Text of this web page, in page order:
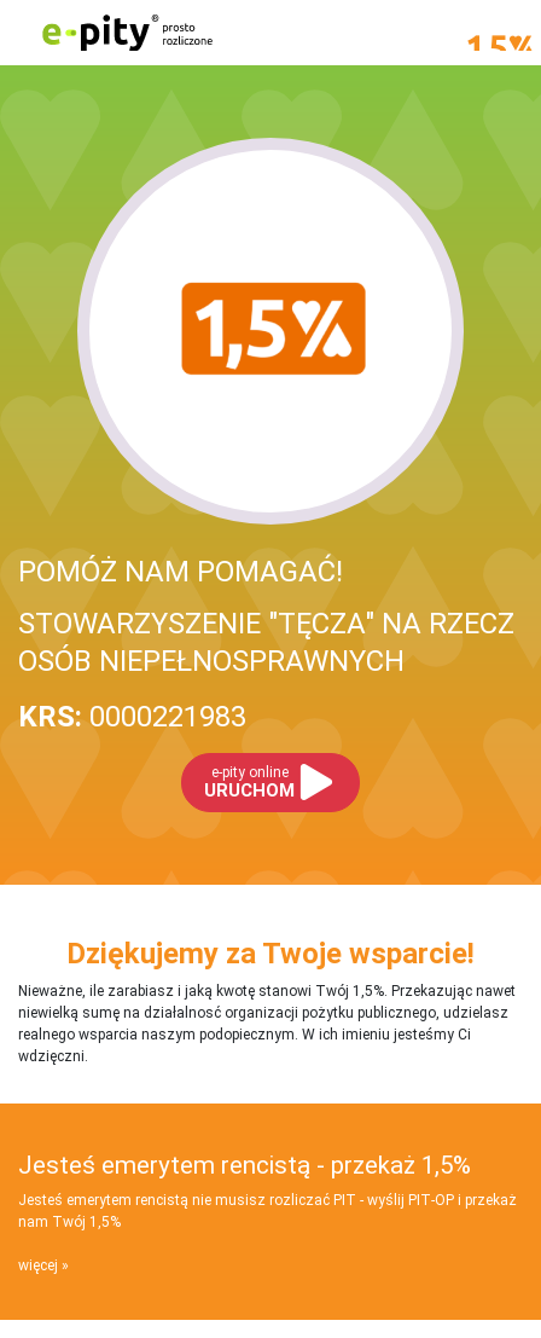
POMÓŻ NAM POMAGAĆ!
STOWARZYSZENIE "TĘCZA" NA RZECZ
OSÓB NIEPEŁNOSPRAWNYCH
KRS: 0000221983
e-pity online
URUCHOM
Dziękujemy za Twoje wsparcie!
Nieważne, ile zarabiasz i jaką kwotę stanowi Twój 1,5%. Przekazując nawet
niewielką sumę na działalnosć organizacji pożytku publicznego, udzielasz
realnego wsparcia naszym podopiecznym. W ich imieniu jesteśmy Ci
wdzięczni.
Jesteś emerytem rencistą - przekaż 1,5%
Jesteś emerytem rencistą nie musisz rozliczać PIT - wyślij PIT‑OP i przekaż
nam Twój 1,5%
więcej